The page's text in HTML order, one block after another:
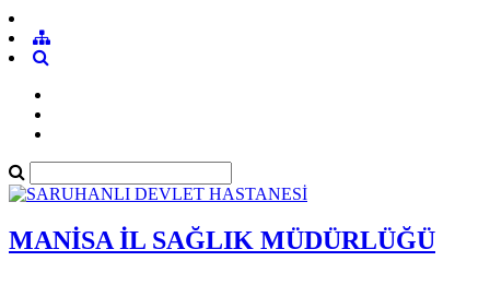
MANİSA İL SAĞLIK MÜDÜRLÜĞÜ